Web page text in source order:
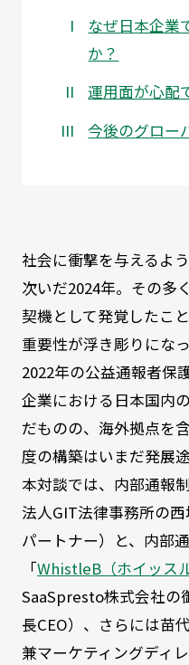
なぜ日本企業
か？
運用面が心配
今後のグロー
社会に衝撃を与えるよ
次いだ2024年。その多
契機として発覚したこ
重要性が浮き彫りになっ
2022年の公益通報者保
企業における日本国内
だものの、海外拠点を
度の構築はいまだ発展
本対談では、内部通報
法人GIT法律事務所の
パートナー）と、内部
「WhistleB（ホイッスル
SaaSpresto株式会社の
長CEO）、さらには苗
兼マーケティングディ